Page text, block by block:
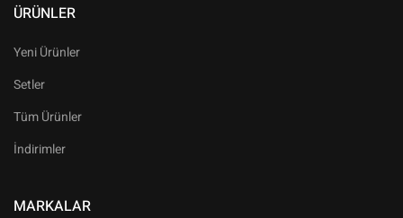
ÜRÜNLER
Yeni Ürünler
Setler
Tüm Ürünler
İndirimler
MARKALAR